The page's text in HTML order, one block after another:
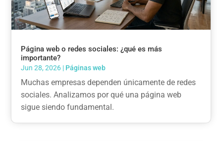
Página web o redes sociales: ¿qué es más
importante?
Jun 28, 2026 | Páginas web
Muchas empresas dependen únicamente de redes
sociales. Analizamos por qué una página web
sigue siendo fundamental.